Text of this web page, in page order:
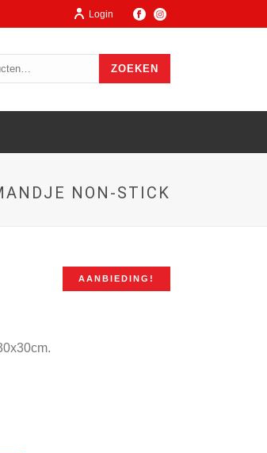
Login
ZOEKEN
NON-STICK
AANBIEDING!